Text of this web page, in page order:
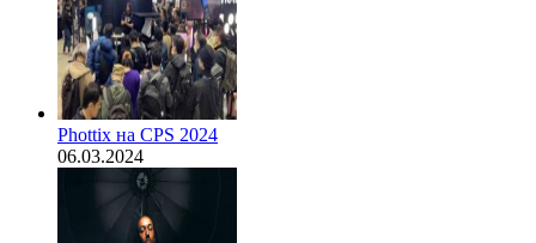
Phottix на CPS 2024
06.03.2024